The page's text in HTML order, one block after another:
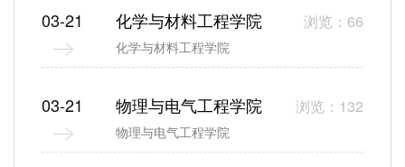
化学与材料工程学院 浏览：66
化学与材料工程学院
03-21
物理与电气工程学院 浏览：132
物理与电气工程学院
03-21